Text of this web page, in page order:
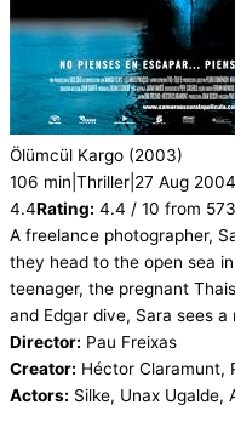
Ölümcül Kargo (2003)
106 min Thriller 27 Aug 2004
4.4Rating: 4.4 / 10 from
A freelance photographer,
they head to the open sea
teenager, the pregnant
and Edgar dive, Sara sees a
Director: Pau Freixas
Creator: Héctor Claramunt,
Actors: Silke, Unax Ugalde,